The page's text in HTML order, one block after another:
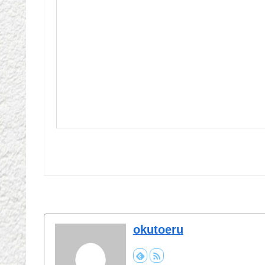
okutoeru